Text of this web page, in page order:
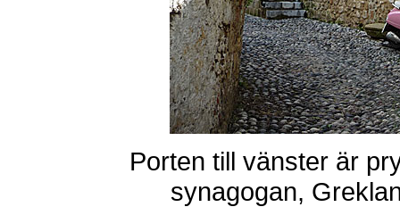
Porten till vänster är
synagogan,